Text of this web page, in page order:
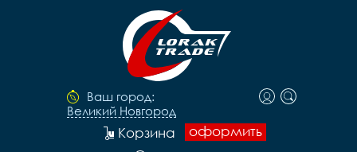
Ваш город:
Великий Новгород
оформить
Корзина